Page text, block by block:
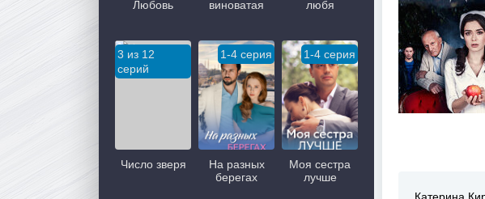
Любовь
виноватая
любя
3 из 12
серий
Число зверя
1-4 серия
На разных
берегах
1-4 серия
Моя сестра
лучше